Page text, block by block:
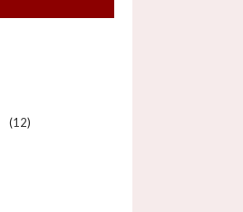
(12)